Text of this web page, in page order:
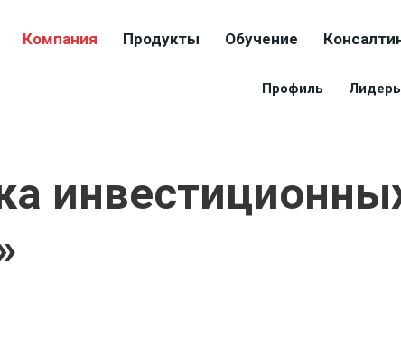
Компания Продукты Обучение
Профиль